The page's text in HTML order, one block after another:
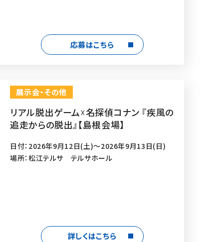
応募はこちら
展示会・その他
リアル脱出ゲーム☓名探偵コナン 『疾風の
追走からの脱出』【島根会場】
日付：2026年9月12日(土)～2026年9月13日(日)
場所：松江テルサ テルサホール
詳しくはこちら